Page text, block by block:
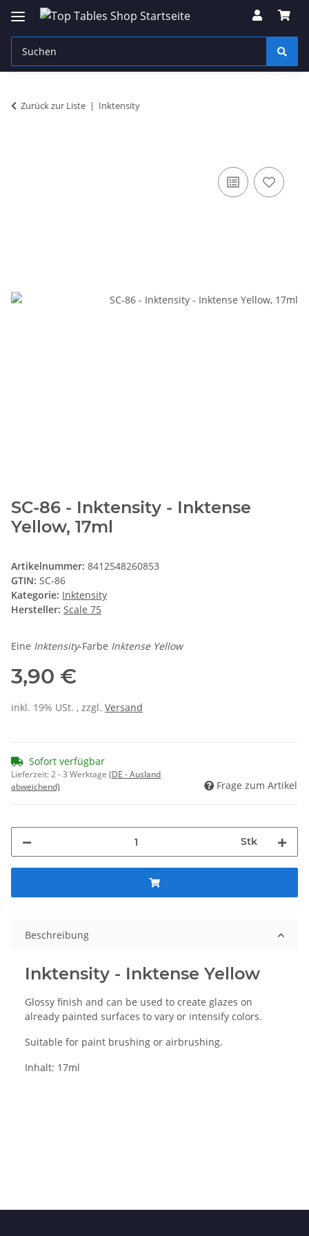
Zurück zur Liste Inktensity
SC-86 - Inktensity - Inktense
Yellow, 17ml
Artikelnummer: 8412548260853
GTIN: SC-86
Kategorie: Inktensity
Hersteller: Scale 75
Eine Inktensity-Farbe Inktense Yellow
3,90 €
inkl. 19% USt. , zzgl. Versand
Sofort verfügbar
Lieferzeit:2 - 3 Werktage (DE - Ausland
abweichend)
Frage zum Artikel
Stk
Beschreibung
Inktensity - Inktense Yellow
Glossy finish and can be used to create glazes on
already painted surfaces to vary or intensify colors.
Suitable for paint brushing or airbrushing.
Inhalt: 17ml